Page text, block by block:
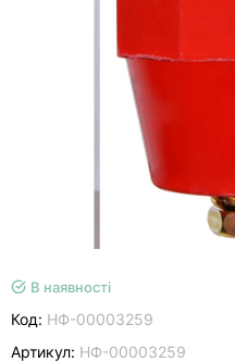
В наявності
Код: НФ-00003259
Артикул: НФ-00003259